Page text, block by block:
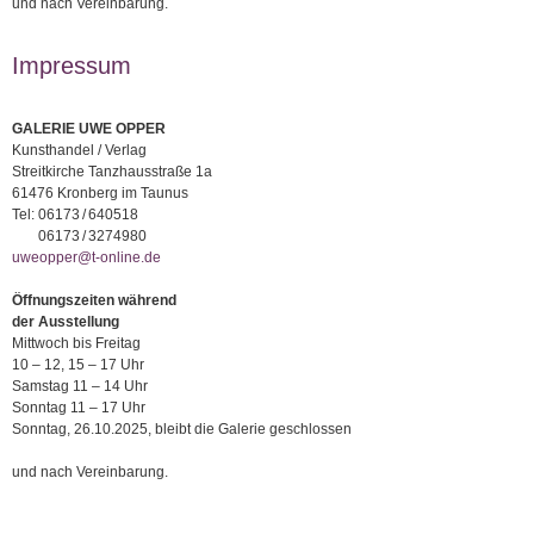
Impressum
GALERIE UWE OPPER
Kunsthandel / Verlag
Streitkirche Tanzhausstraße 1a
61476 Kronberg im Taunus
Tel: 06173 / 640518
06173 / 3274980
uweopper@t-online.de
Öffnungszeiten während
der Ausstellung
Mittwoch bis Freitag
10 – 12, 15 – 17 Uhr
Samstag 11 – 14 Uhr
Sonntag 11 – 17 Uhr
Sonntag, 26.10.2025, bleibt die Galerie geschlossen
und nach Vereinbarung.